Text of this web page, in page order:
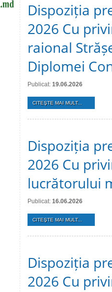
Dispoziția
2026 Cu
raional
Diplomei
Publicat: 19.06.2026
CITEŞTE MAI MULT...
Dispoziția
2026 Cu
lucrătorului
Publicat: 16.06.2026
CITEŞTE MAI MULT...
Dispoziția
2026 Cu